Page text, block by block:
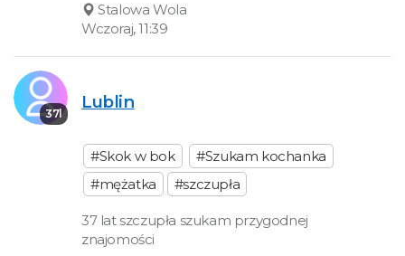
Stalowa Wola
Wczoraj, 11:39
37l
Lublin
#Skok w bok
#Szukam kochanka
#mężatka
#szczupła
37 lat szczupła szukam przygodnej
znajomości